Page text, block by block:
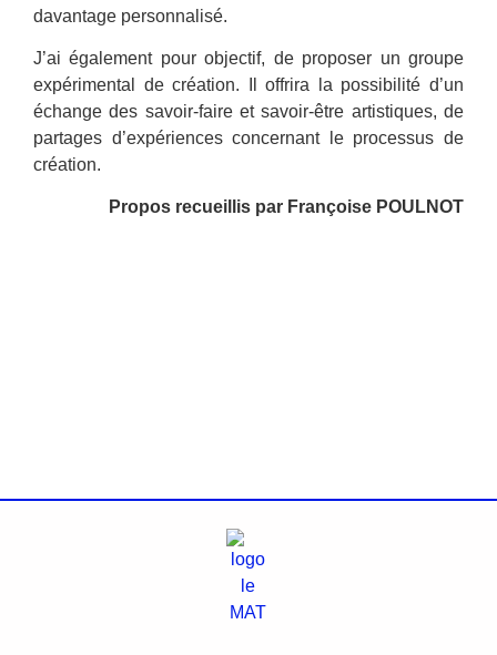
davantage personnalisé.
J’ai également pour objectif, de proposer un groupe
expérimental de création. Il offrira la possibilité d’un
échange des savoir-faire et savoir-être artistiques, de
partages d’expériences concernant le processus de
création.
Propos recueillis par Françoise POULNOT